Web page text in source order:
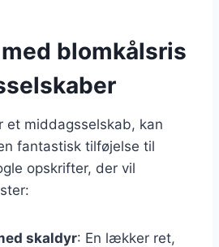
blomkålsris
et middagsselskab, kan
fantastisk tilføjelse til
opskrifter, der vil
skaldyr: En lækker ret,